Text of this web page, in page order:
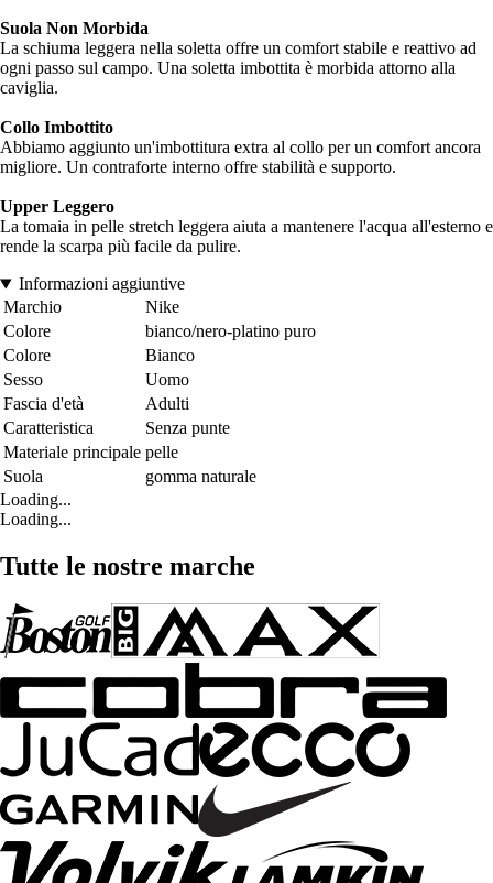
Suola Non Morbida
La schiuma leggera nella soletta offre un comfort stabile e reattivo ad
ogni passo sul campo. Una soletta imbottita è morbida attorno alla
caviglia.
Collo Imbottito
Abbiamo aggiunto un'imbottitura extra al collo per un comfort ancora
migliore. Un contraforte interno offre stabilità e supporto.
Upper Leggero
La tomaia in pelle stretch leggera aiuta a mantenere l'acqua all'esterno e
rende la scarpa più facile da pulire.
Informazioni aggiuntive
Marchio
Nike
Colore
bianco/nero-platino puro
Colore
Bianco
Sesso
Uomo
Fascia d'età
Adulti
Caratteristica
Senza punte
Materiale principale pelle
Suola
gomma naturale
Loading...
Loading...
Tutte le nostre marche